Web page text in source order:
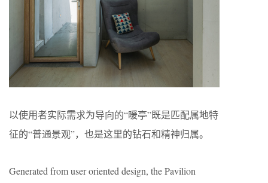
以使用者实际需求为导向的“暖亭”既是匹配属地特
征的“普通景观”，也是这里的钻石和精神归属。
Generated from user oriented design, the Pavilion